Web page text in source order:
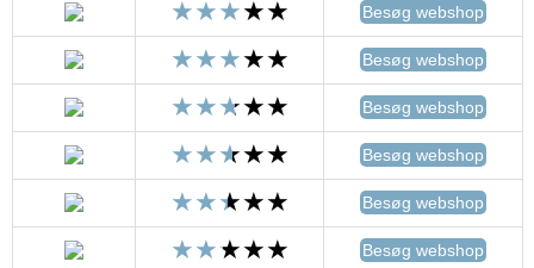
Besøg webshop
Besøg webshop
Besøg webshop
Besøg webshop
Besøg webshop
Besøg webshop